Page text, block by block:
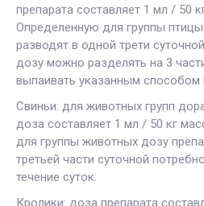
препарата составляет 1 мл / 50
Определенную для группы
разводят в одной трети
дозу можно разделять на 3
выпаивать указанным способом
Свиньи: для животных групп
доза составляет 1 мл / 50 кг
для группы животных дозу
третьей части суточной
течение суток.
Кролики: доза препарата